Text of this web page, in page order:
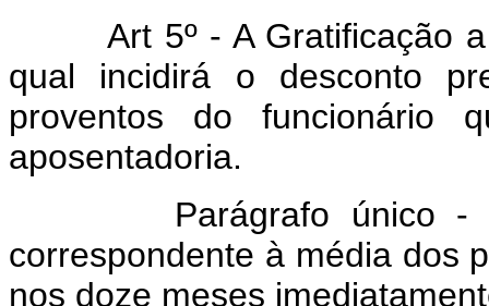
Art 5º - A Gratificação a
qual incidirá o desconto
proventos do funcionário
aposentadoria.
Parágrafo único - O
correspondente à média dos
nos doze meses